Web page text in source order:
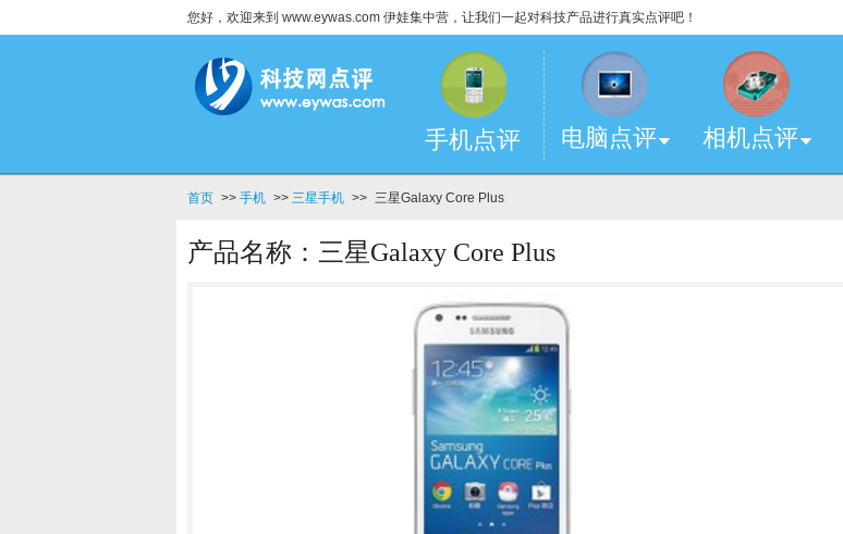
您好，欢迎来到 www.eywas.com 伊娃集中营，让我们一起对科技产品进行真实点评吧！
手机点评 电脑点评 相机点评
首页 >> 手机 >> 三星手机 >> 三星Galaxy Core Plus
产品名称：三星Galaxy Core Plus